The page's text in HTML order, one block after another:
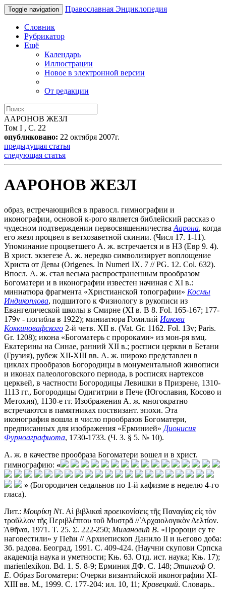
Toggle navigation Православная Энциклопедия
Словник
Рубрикатор
Ещё
Календарь
Иллюстрации
Новое в электронной версии
От редакции
ААРОНОВ ЖЕЗЛ
Том I , С. 22
опубликовано: 22 октября 2007г.
предыдущая статья
следующая статья
ААРОНОВ ЖЕЗЛ
образ, встречающийся в правосл. гимнографии и
иконографии, основой к-рого является библейский рассказ о
чудесном подтверждении первосвященничества Аарона, когда
его жезл процвел в ветхозаветной скинии. (Числ 17. 1-11).
Упоминание процветшего А. ж. встречается и в НЗ (Евр 9. 4).
В христ. экзегезе А. ж. нередко символизирует воплощение
Христа от Девы (Origenes. In Numeri IX. 7 // PG. 12. Col. 632).
Впосл. А. ж. стал весьма распространенным прообразом
Богоматери и в иконографии известен начиная с XI в.:
миниатюра фрагмента «Христианской топографии» Космы
Индикоплова, подшитого к Физиологу в рукописи из
Евангелической школы в Смирне (XI в. B 8. Fol. 165-167; 177-
179v - погибла в 1922); миниатюра Гомилий Иакова
Коккиновафского 2-й четв. XII в. (Vat. Gr. 1162. Fol. 13v; Paris.
Gr. 1208); икона «Богоматерь с пророками» из мон-ря вмц.
Екатерины на Синае, ранний XII в.; росписи церкви в Бетани
(Грузия), рубеж XII-XIII вв. А. ж. широко представлен в
циклах прообразов Богородицы в монументальной живописи
и иконах палеологовского периода, в росписях нартексов
церквей, в частности Богородицы Левишки в Призрене, 1310-
1113 гг., Богородицы Одигитрии в Пече (Югославия, Косово и
Метохия), 1130-е гг. Изображения А. ж. многократно
встречаются в памятниках поствизант. эпохи. Эта
иконография вошла в число прообразов Богоматери,
предписанных для изображения «Ерминией» Дионисия
Фурноаграфиота, 1730-1733. (Ч. 3. § 5. № 10).
А. ж. в качестве прообраза Богоматери вошел и в христ.
гимнографию: «
» (Богородичен седальнов по 1-й кафизме в неделю 4-го
гласа).
Лит.: Μουρίκη Ντ. Αἱ βιβλικαὶ προεικονίσεις τῆς Παναγίας εἰς τὸν
τροῦλλον τῆς Περιβλέπτου τοῦ Μυστρᾶ // ̓Αρχαιολογικὸν Δελτίον.
̓Αθῆναι, 1971. Τ. 25. Σ. 222-250; Милановић В. «Пророци су те
наговестили» у Пећи // Архиепископ Данило II и његово доба:
Зб. радова. Београд, 1991. С. 409-424. (Научни скупови Српска
академиjа наука и уметности; Књ. 63. Отд. ист. наука; Књ. 17);
marienlexikon. Bd. 1. S. 8-9; Ерминия ДФ. С. 148; Этингоф О.
Е. Образ Богоматери: Очерки византийской иконографии XI-
XIII вв. М., 1999. С. 177-204: ил. 10, 11; Кравецкий. Словарь..